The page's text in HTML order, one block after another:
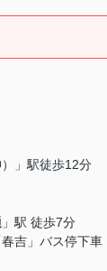
」駅徒歩12分
」駅 徒歩7分
春吉」バス停下